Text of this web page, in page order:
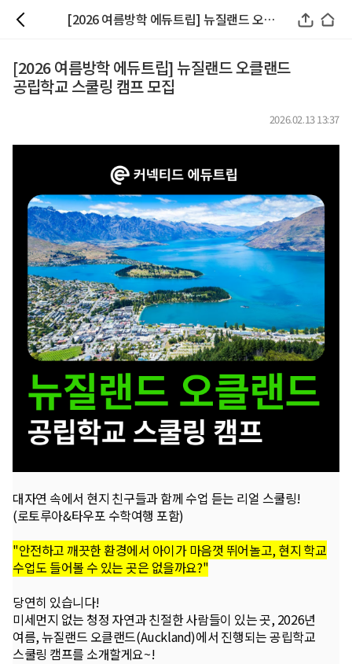
[2026 여름방학 에듀트립] 뉴질랜드 오클랜드 공립학교 스쿨링 캠프 모집
[2026 여름방학 에듀트립] 뉴질랜드 오클랜드
공립학교 스쿨링 캠프 모집
2026.02.13 13:37
대자연 속에서 현지 친구들과 함께 수업 듣는 리얼 스쿨링!
(로토루아&타우포 수학여행 포함)
"안전하고 깨끗한 환경에서 아이가 마음껏 뛰어놀고, 현지 학교
수업도 들어볼 수 있는 곳은 없을까요?"
당연히 있습니다!
미세먼지 없는 청정 자연과 친절한 사람들이 있는 곳, 2026년
여름, 뉴질랜드 오클랜드(Auckland)에서 진행되는 공립학교
스쿨링 캠프를 소개할게요~!